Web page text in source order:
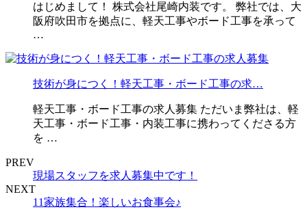
はじめまして！ 株式会社尾崎内装です。 弊社では、大
阪府吹田市を拠点に、軽天工事やボード工事を承って
…
技術が身につく！軽天工事・ボード工事の求…
軽天工事・ボード工事の求人募集 ただいま弊社は、軽
天工事・ボード工事・内装工事に携わってくださる方
を …
PREV
現場スタッフを求人募集中です！
NEXT
11家族集合！楽しいお食事会♪